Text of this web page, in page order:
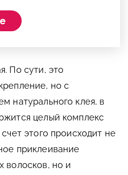
По сути, это
но с
натурального клея, в
целый комплекс
этого происходит не
приклеивание
волосков, но и